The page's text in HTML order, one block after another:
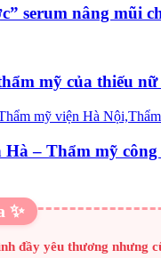
serum nâng mũi
mỹ của thiếu
– Thẩm mỹ
✨
đầy yêu thương nhưng